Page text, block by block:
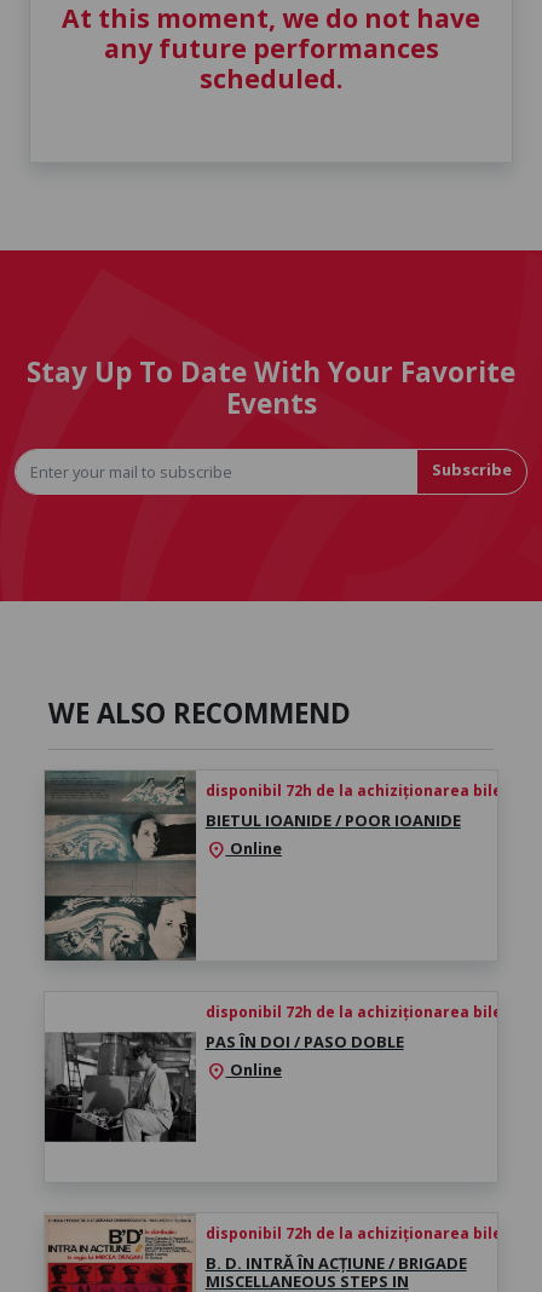
At this moment, we do not have
any future performances
scheduled.
Stay Up To Date With Your Favorite
Events
Subscribe
WE ALSO RECOMMEND
disponibil 72h de la achiziționarea biletului
BIETUL IOANIDE / POOR IOANIDE
location_on Online
disponibil 72h de la achiziționarea biletului
PAS ÎN DOI / PASO DOBLE
location_on Online
disponibil 72h de la achiziționarea biletului
B. D. INTRĂ ÎN ACȚIUNE / BRIGADE
MISCELLANEOUS STEPS IN